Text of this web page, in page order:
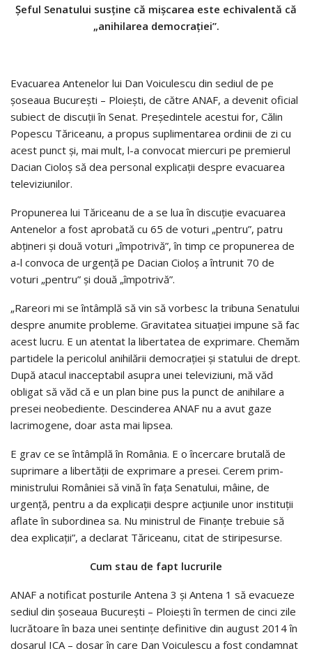
Şeful Senatului susţine că mişcarea este echivalentă că
„anihilarea democraţiei”.
Evacuarea Antenelor lui Dan Voiculescu din sediul de pe
şoseaua Bucureşti – Ploieşti, de către ANAF, a devenit oficial
subiect de discuţii în Senat. Preşedintele acestui for, Călin
Popescu Tăriceanu, a propus suplimentarea ordinii de zi cu
acest punct şi, mai mult, l-a convocat miercuri pe premierul
Dacian Cioloş să dea personal explicaţii despre evacuarea
televiziunilor.
Propunerea lui Tăriceanu de a se lua în discuţie evacuarea
Antenelor a fost aprobată cu 65 de voturi „pentru”, patru
abţineri şi două voturi „împotrivă”, în timp ce propunerea de
a-l convoca de urgenţă pe Dacian Cioloş a întrunit 70 de
voturi „pentru” şi două „împotrivă”.
„Rareori mi se întâmplă să vin să vorbesc la tribuna Senatului
despre anumite probleme. Gravitatea situaţiei impune să fac
acest lucru. E un atentat la libertatea de exprimare. Chemăm
partidele la pericolul anihilării democraţiei şi statului de drept.
După atacul inacceptabil asupra unei televiziuni, mă văd
obligat să văd că e un plan bine pus la punct de anihilare a
presei neobediente. Descinderea ANAF nu a avut gaze
lacrimogene, doar asta mai lipsea.
E grav ce se întâmplă în România. E o încercare brutală de
suprimare a libertăţii de exprimare a presei. Cerem prim-
ministrului României să vină în faţa Senatului, mâine, de
urgenţă, pentru a da explicaţii despre acţiunile unor instituţii
aflate în subordinea sa. Nu ministrul de Finanţe trebuie să
dea explicaţii”, a declarat Tăriceanu, citat de stiripesurse.
Cum stau de fapt lucrurile
ANAF a notificat posturile Antena 3 şi Antena 1 să evacueze
sediul din şoseaua Bucureşti – Ploieşti în termen de cinci zile
lucrătoare în baza unei sentinţe definitive din august 2014 în
dosarul ICA – dosar în care Dan Voiculescu a fost condamnat